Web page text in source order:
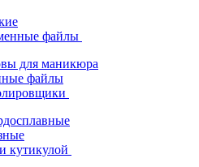
файлы
для маникюра
файлы
кутикулой